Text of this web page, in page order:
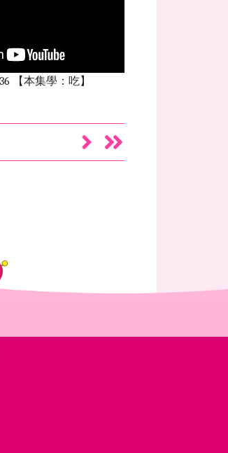
【本集學：吃】